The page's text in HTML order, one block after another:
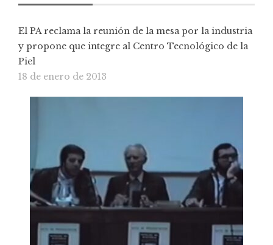
El PA reclama la reunión de la mesa por la industria
y propone que integre al Centro Tecnológico de la
Piel
18 de enero de 2013